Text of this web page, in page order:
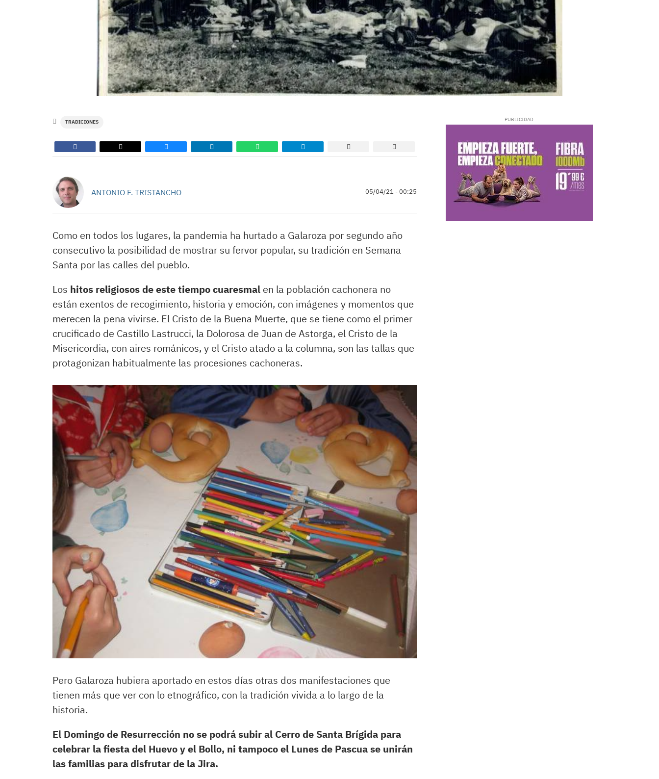
TRADICIONES
ANTONIO F. TRISTANCHO 05/04/21 - 00:25
Como en todos los lugares, la pandemia ha hurtado a Galaroza por segundo año
consecutivo la posibilidad de mostrar su fervor popular, su tradición en Semana
Santa por las calles del pueblo.
Los hitos religiosos de este tiempo cuaresmal en la población cachonera no
están exentos de recogimiento, historia y emoción, con imágenes y momentos que
merecen la pena vivirse. El Cristo de la Buena Muerte, que se tiene como el primer
crucificado de Castillo Lastrucci, la Dolorosa de Juan de Astorga, el Cristo de la
Misericordia, con aires románicos, y el Cristo atado a la columna, son las tallas que
protagonizan habitualmente las procesiones cachoneras.
Pero Galaroza hubiera aportado en estos días otras dos manifestaciones que
tienen más que ver con lo etnográfico, con la tradición vivida a lo largo de la
historia.
El Domingo de Resurrección no se podrá subir al Cerro de Santa Brígida para
celebrar la fiesta del Huevo y el Bollo, ni tampoco el Lunes de Pascua se unirán
las familias para disfrutar de la Jira.